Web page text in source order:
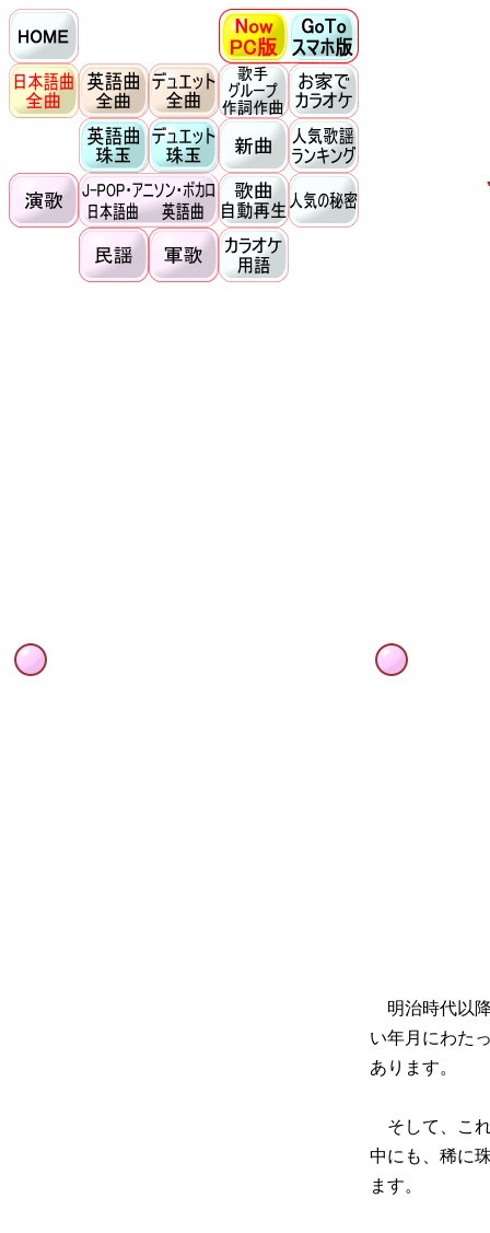
明治時代以
い年月にわた
あります。
そして、こ
中にも、稀に
ます。